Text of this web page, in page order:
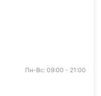
Пн-Вс: 09:00 - 21:00